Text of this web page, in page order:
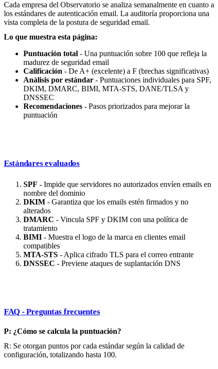
Cada empresa del Observatorio se analiza semanalmente en cuanto a
los estándares de autenticación email. La auditoría proporciona una
vista completa de la postura de seguridad email.
Lo que muestra esta página:
Puntuación total - Una puntuación sobre 100 que refleja la
madurez de seguridad email
Calificación - De A+ (excelente) a F (brechas significativas)
Análisis por estándar - Puntuaciones individuales para SPF,
DKIM, DMARC, BIMI, MTA-STS, DANE/TLSA y
DNSSEC
Recomendaciones - Pasos priorizados para mejorar la
puntuación
Estándares evaluados
SPF - Impide que servidores no autorizados envíen emails en
nombre del dominio
DKIM - Garantiza que los emails estén firmados y no
alterados
DMARC - Vincula SPF y DKIM con una política de
tratamiento
BIMI - Muestra el logo de la marca en clientes email
compatibles
MTA-STS - Aplica cifrado TLS para el correo entrante
DNSSEC - Previene ataques de suplantación DNS
FAQ - Preguntas frecuentes
P: ¿Cómo se calcula la puntuación?
R: Se otorgan puntos por cada estándar según la calidad de
configuración, totalizando hasta 100.